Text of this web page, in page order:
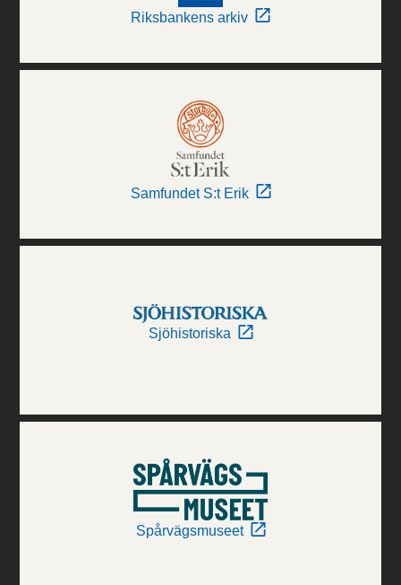
Riksbankens arkiv
Samfundet S:t Erik
Sjöhistoriska
Spårvägsmuseet